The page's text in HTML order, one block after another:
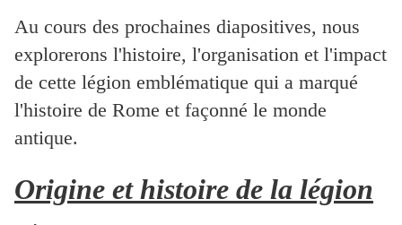
Au cours des prochaines diapositives, nous
explorerons l'histoire, l'organisation et l'impact
de cette légion emblématique qui a marqué
l'histoire de Rome et façonné le monde
antique.
Origine et histoire de la légion